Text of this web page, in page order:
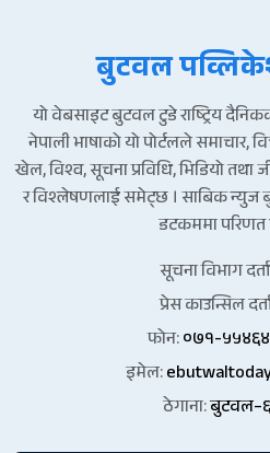
बुटवल
यो वेबसाइट बुटवल टुडे राष्ट्रिय
नेपाली भाषाको यो पोर्टलले समाचार,
खेल, विश्व, सूचना प्रविधि, भिडियो तथा
र विश्लेषणलाई समेट्छ । साबिक
डटकममा
सूचना विभाग
प्रेस काउन्सिल
फोन:०७१-
इमेल:
ठेगाना: